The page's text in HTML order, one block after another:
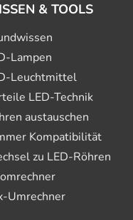
& TOOLS
Lampen
Leuchtmittel
LED-Technik
austauschen
Kompatibilität
zu LED-Röhren
Umrechner